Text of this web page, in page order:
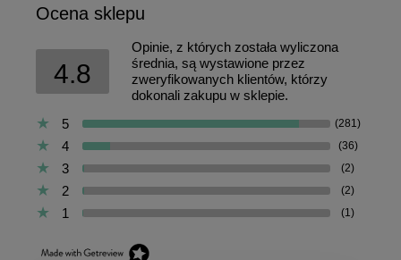
Ocena sklepu
4.8
Opinie, z których została wyliczona
średnia, są wystawione przez
zweryfikowanych klientów, którzy
dokonali zakupu w sklepie.
5
(281)
4 (36)
3 (2)
2 (2)
1 (1)